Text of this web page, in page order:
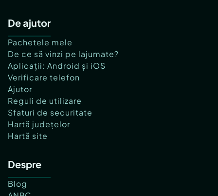
De ajutor
Pachetele mele
De ce să vinzi pe lajumate?
Aplicații: Android și iOS
Verificare telefon
Ajutor
Reguli de utilizare
Sfaturi de securitate
Hartă județelor
Hartă site
Despre
Blog